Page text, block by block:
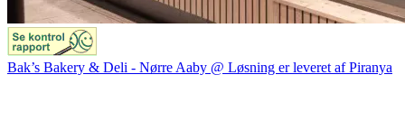
Bak’s Bakery & Deli - Nørre Aaby @ Løsning er leveret af Piranya